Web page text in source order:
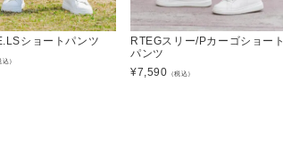
ショートパンツ
込）
RTEGスリー/Pカーゴショート
パンツ
¥7,590 （税込）